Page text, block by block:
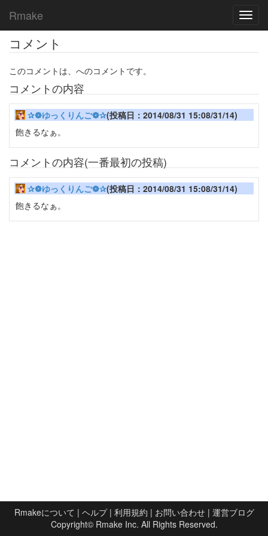
Rmake
コメント
このコメントは、へのコメントです。
コメントの内容
✰❁ゆっくりんご❁✰(投稿日：2014/08/31 15:08/31/14)
飽きるなぁ。
コメントの内容(一番最初の投稿)
✰❁ゆっくりんご❁✰(投稿日：2014/08/31 15:08/31/14)
飽きるなぁ。
Rmakeについて | ヘルプ| 利用規約 | お問い合わせ| 運営ブログ
Copyright© Rmake Inc. All Rights Reserved.